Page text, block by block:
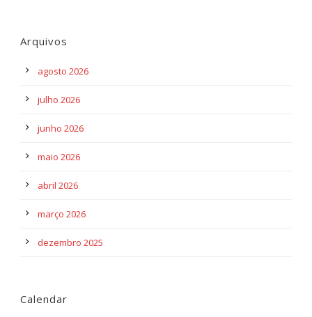
Arquivos
agosto 2026
julho 2026
junho 2026
maio 2026
abril 2026
março 2026
dezembro 2025
Calendar